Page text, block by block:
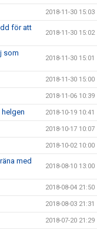
2018-11-30 15:03
för att
2018-11-30 15:02
som
2018-11-30 15:01
2018-11-30 15:00
2018-11-06 10:39
helgen 2018-10-19 10:41
2018-10-17 10:07
2018-10-02 10:00
med
2018-08-10 13:00
2018-08-04 21:50
2018-08-03 21:31
2018-07-20 21:29